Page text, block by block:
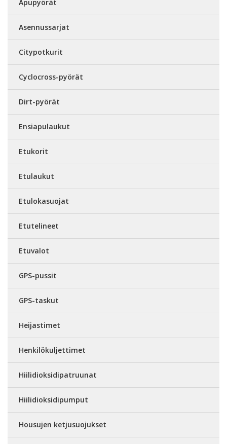
Apupyörät
Asennussarjat
Citypotkurit
Cyclocross-pyörät
Dirt-pyörät
Ensiapulaukut
Etukorit
Etulaukut
Etulokasuojat
Etutelineet
Etuvalot
GPS-pussit
GPS-taskut
Heijastimet
Henkilökuljettimet
Hiilidioksidipatruunat
Hiilidioksidipumput
Housujen ketjusuojukset